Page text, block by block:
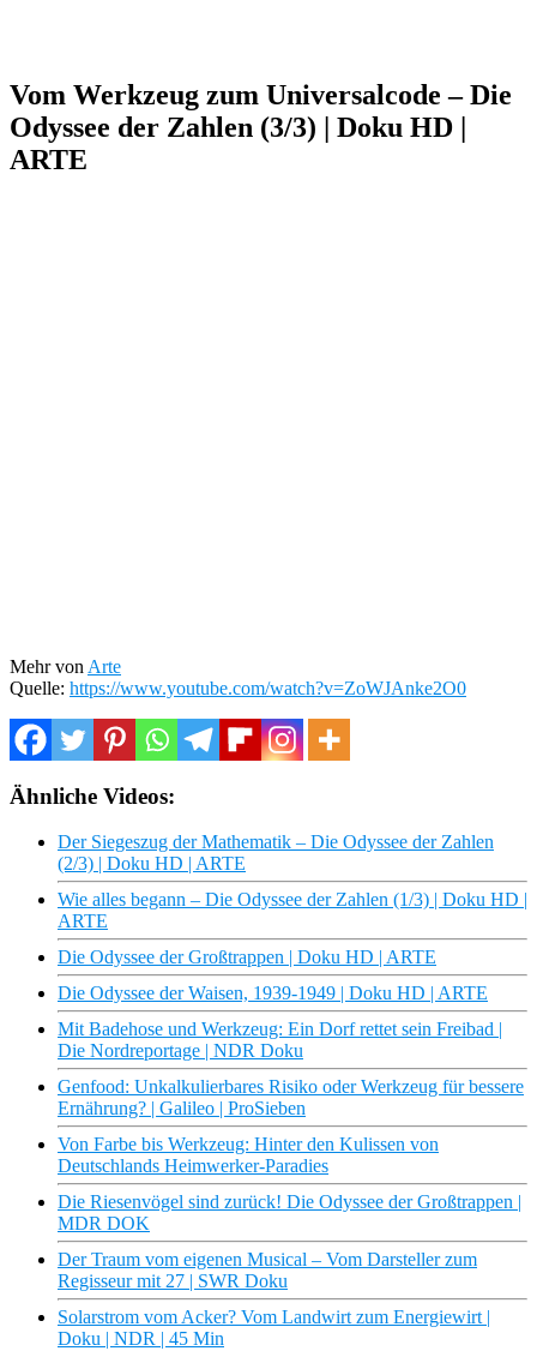
Vom Werkzeug zum Universalcode – Die
Odyssee der Zahlen (3/3) | Doku HD |
ARTE
Mehr von Arte
Quelle: https://www.youtube.com/watch?v=ZoWJAnke2O0
Ähnliche Videos:
Der Siegeszug der Mathematik – Die Odyssee der Zahlen
(2/3) | Doku HD | ARTE
Wie alles begann – Die Odyssee der Zahlen (1/3) | Doku HD |
ARTE
Die Odyssee der Großtrappen | Doku HD | ARTE
Die Odyssee der Waisen, 1939-1949 | Doku HD | ARTE
Mit Badehose und Werkzeug: Ein Dorf rettet sein Freibad |
Die Nordreportage | NDR Doku
Genfood: Unkalkulierbares Risiko oder Werkzeug für bessere
Ernährung? | Galileo | ProSieben
Von Farbe bis Werkzeug: Hinter den Kulissen von
Deutschlands Heimwerker-Paradies
Die Riesenvögel sind zurück! Die Odyssee der Großtrappen |
MDR DOK
Der Traum vom eigenen Musical – Vom Darsteller zum
Regisseur mit 27 | SWR Doku
Solarstrom vom Acker? Vom Landwirt zum Energiewirt |
Doku | NDR | 45 Min